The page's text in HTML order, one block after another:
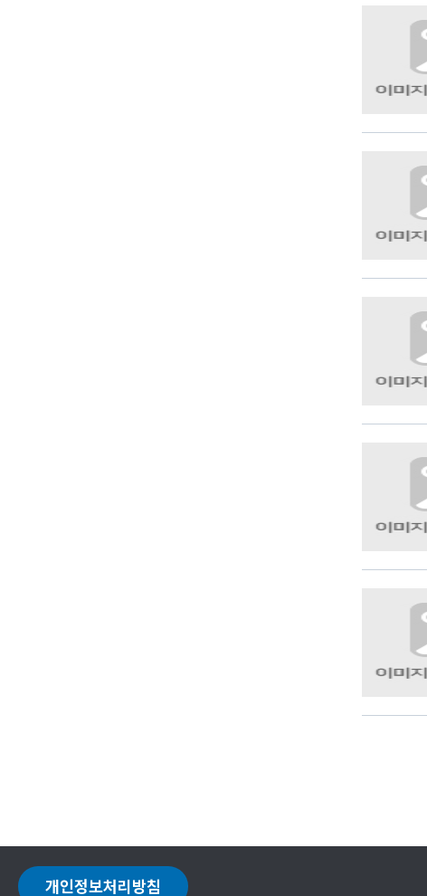
개인정보처리방침